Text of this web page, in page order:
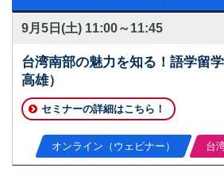
9月5日(土) 11:00～11:45
台湾南部の魅力を知る！語学留
高雄）
セミナーの詳細はこちら！
オンライン（ウェビナー） 台